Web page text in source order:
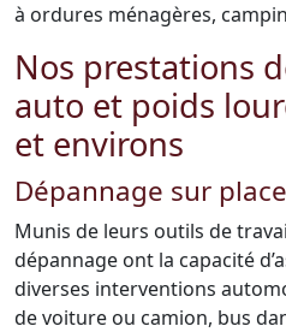
à ordures ménagères,
Nos prestations
auto et poids
et environs
Dépannage sur
Munis de leurs outils de
dépannage ont la capacité
diverses interventions
de voiture ou camion, bus